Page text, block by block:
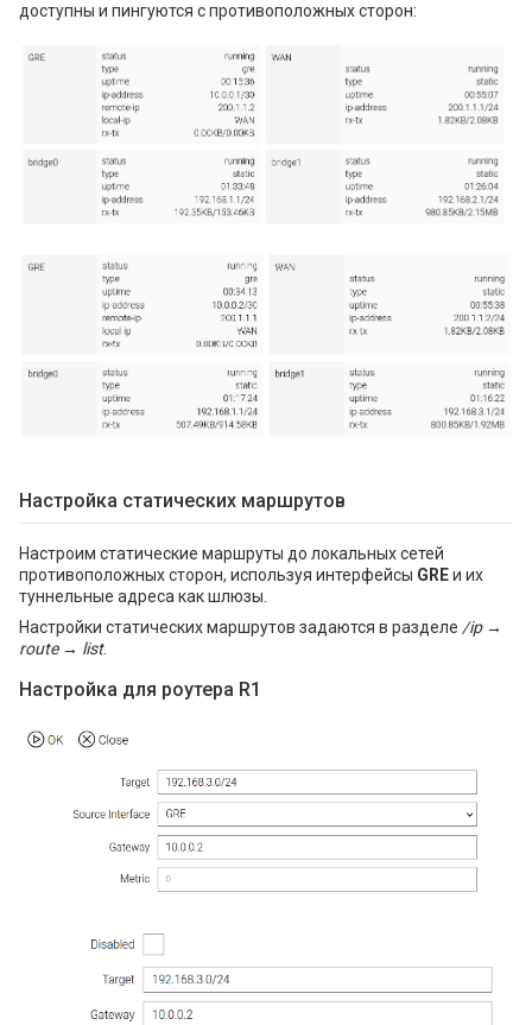
доступны и пингуются с противоположных сторон:
Настройка статических маршрутов
Настроим статические маршруты до локальных сетей
противоположных сторон, используя интерфейсы GREи их
туннельные адреса как шлюзы.
Настройки статических маршрутов задаются в разделе /ip →
route → list.
Настройка для роутера R1